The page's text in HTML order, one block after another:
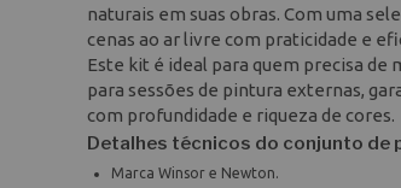
naturais em suas obras. Com uma
cenas ao ar livre com praticidade e
Este kit é ideal para quem precisa
para sessões de pintura externas,
com profundidade e riqueza de cores.
Detalhes técnicos do conjunto de
Marca Winsor e Newton.